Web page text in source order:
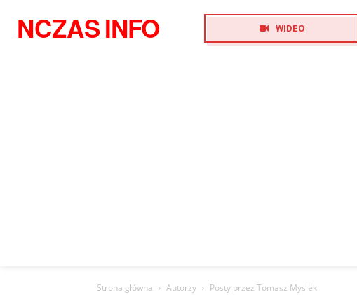
NCZASINFO WIDEO
Strona główna Autorzy Posty przez Tomasz Myslek